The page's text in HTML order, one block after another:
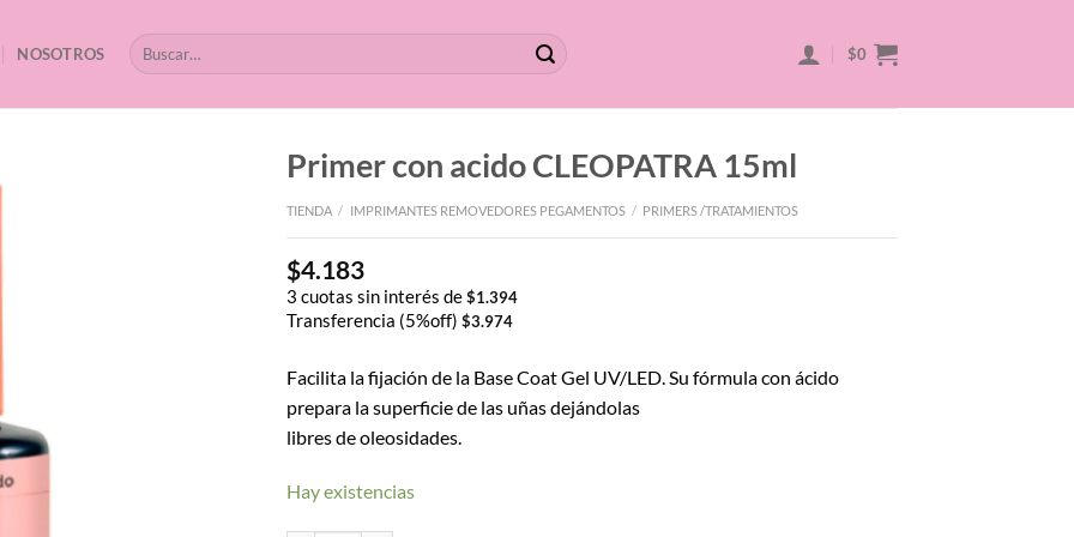
NOSOTROS
Buscar
por:
$0
Primer con acido CLEOPATRA 15ml
TIENDA / IMPRIMANTES REMOVEDORES PEGAMENTOS / PRIMERS /TRATAMIENTOS
$4.183
3 cuotas sin interés de$1.394
Transferencia (5%off) $3.974
Facilita la fijación de la Base Coat Gel UV/LED. Su fórmula con ácido
prepara la superficie de las uñas dejándolas
libres de oleosidades.
Hay existencias